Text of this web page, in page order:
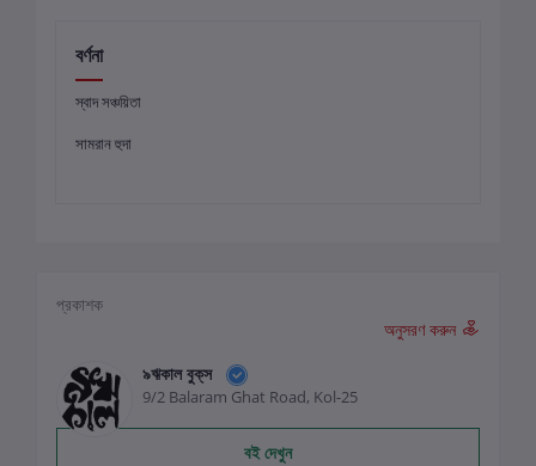
বর্ণনা
স্বাদ সঞ্চয়িতা
সামরান হুদা
প্রকাশক
অনুসরণ করুন
৯ঋকাল বুক্‌স
9/2 Balaram Ghat Road, Kol-25
বই দেখুন